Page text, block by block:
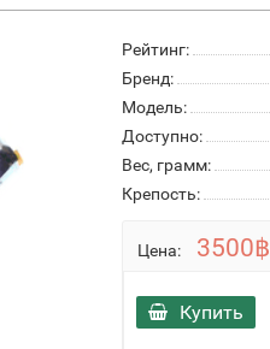
Рейтинг:
Бренд:
Модель:
Доступно:
Вес, грамм:
Крепость:
Цена: 3500฿
Купить